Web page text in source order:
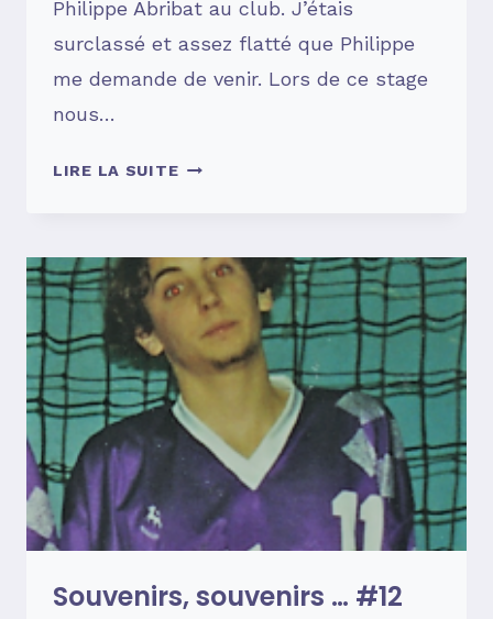
Philippe Abribat au club. J’étais
surclassé et assez flatté que Philippe
me demande de venir. Lors de ce stage
nous…
LIRE LA SUITESOUVENIRS,
Souvenirs, souvenirs … #12